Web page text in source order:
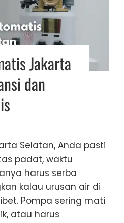
Jakarta
dan
Selatan, Anda pasti
padat, waktu
harus serba
kalau urusan air di
Pompa sering mati
atau harus